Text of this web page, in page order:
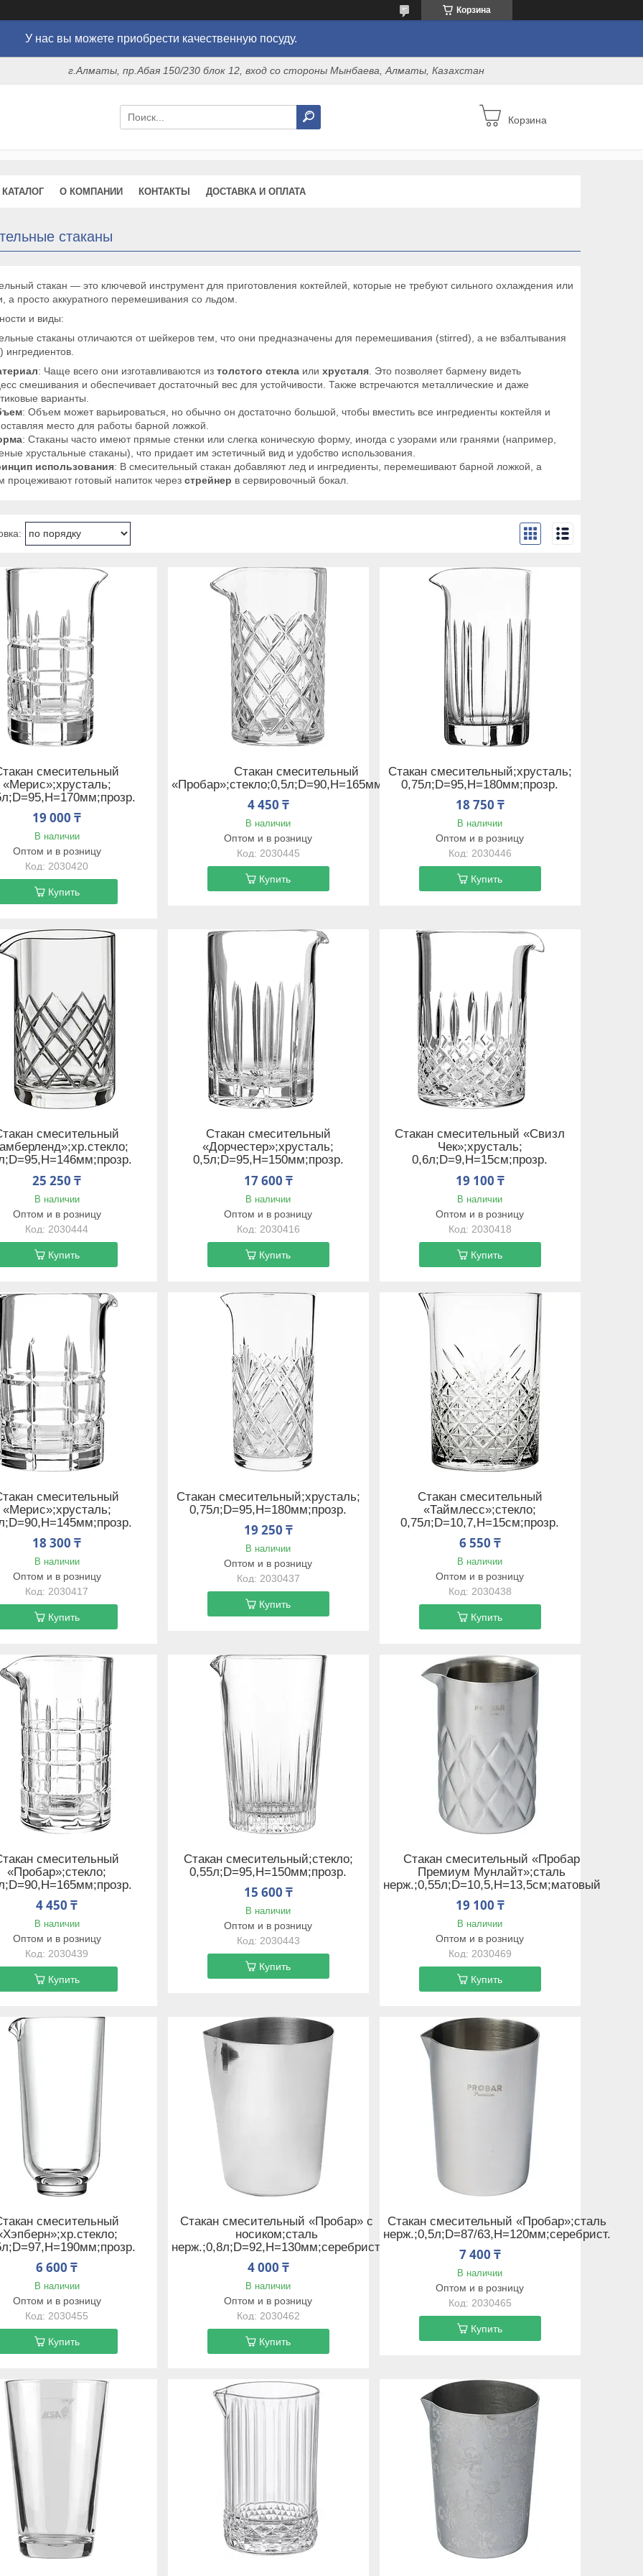
Корзина
У нас вы можете приобрести качественную посуду.
г.Алматы, пр.Абая 150/230 блок 12, вход со стороны Мынбаева, Алматы, Казахстан
Корзина
КАТАЛОГ О КОМПАНИИ КОНТАКТЫ ДОСТАВКА И ОПЛАТА
стаканы
стакан — это ключевой инструмент для приготовления коктейлей, которые не требуют сильного охлаждения или
а просто аккуратного перемешивания со льдом.
и виды:
стаканы отличаются от шейкеров тем, что они предназначены для перемешивания (stirred), а не взбалтывания
ингредиентов.
: Чаще всего они изготавливаются из толстого стекла или хрусталя . Это позволяет бармену видеть
смешивания и обеспечивает достаточный вес для устойчивости. Также встречаются металлические и даже
варианты.
: Объем может варьироваться, но обычно он достаточно большой, чтобы вместить все ингредиенты коктейля и
место для работы барной ложкой.
: Стаканы часто имеют прямые стенки или слегка коническую форму, иногда с узорами или гранями (например,
хрустальные стаканы), что придает им эстетичный вид и удобство использования.
использования: В смесительный стакан добавляют лед и ингредиенты, перемешивают барной ложкой, а
процеживают готовый напиток через стрейнер в сервировочный бокал.
смесительный
«Мерис»;хрусталь;
19 000 ₸
В наличии
Оптом и в розницу
2030420
Купить
Стакан смесительный
«Пробар»;стекло;0,5л;D=90,H=165мм;прозр.
4 450 ₸
В наличии
Оптом и в розницу
2030445
Купить
Стакан смесительный;хрусталь;
0,75л;D=95,H=180мм;прозр.
18 750 ₸
В наличии
Оптом и в розницу
2030446
Купить
смесительный
25 250 ₸
В наличии
Оптом и в розницу
2030444
Купить
Стакан смесительный
«Дорчестер»;хрусталь;
0,5л;D=95,H=150мм;прозр.
17 600 ₸
В наличии
Оптом и в розницу
2030416
Купить
Стакан смесительный «Свизл
Чек»;хрусталь;
0,6л;D=9,H=15см;прозр.
19 100 ₸
В наличии
Оптом и в розницу
2030418
Купить
смесительный
«Мерис»;хрусталь;
18 300 ₸
В наличии
Оптом и в розницу
2030417
Купить
Стакан смесительный;хрусталь;
0,75л;D=95,H=180мм;прозр.
19 250 ₸
В наличии
Оптом и в розницу
2030437
Купить
Стакан смесительный
«Таймлесс»;стекло;
0,75л;D=10,7,H=15см;прозр.
6 550 ₸
В наличии
Оптом и в розницу
2030438
Купить
смесительный
«Пробар»;стекло;
4 450 ₸
В наличии
Оптом и в розницу
2030439
Купить
Стакан смесительный;стекло;
0,55л;D=95,H=150мм;прозр.
15 600 ₸
В наличии
Оптом и в розницу
2030443
Купить
Стакан смесительный «Пробар
Премиум Мунлайт»;сталь
нерж.;0,55л;D=10,5,H=13,5см;матовый
19 100 ₸
В наличии
Оптом и в розницу
2030469
Купить
смесительный
6 600 ₸
В наличии
Оптом и в розницу
2030455
Купить
Стакан смесительный «Пробар» с
носиком;сталь
нерж.;0,8л;D=92,H=130мм;серебрист.
4 000 ₸
В наличии
Оптом и в розницу
2030462
Купить
Стакан смесительный «Пробар»;сталь
нерж.;0,5л;D=87/63,H=120мм;серебрист.
7 400 ₸
В наличии
Оптом и в розницу
2030465
Купить